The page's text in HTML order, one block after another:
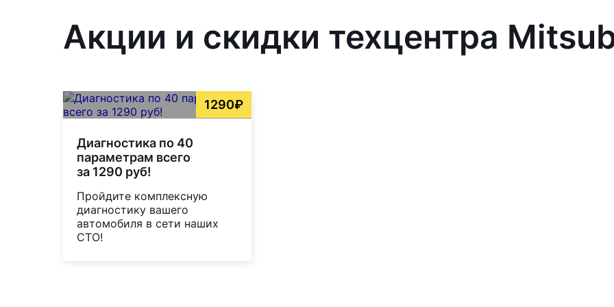
Акции и скидки техцентра
1290₽
Диагностика по 40
параметрам всего
за 1290 руб!
Пройдите комплексную
диагностику вашего
автомобиля в сети наших
СТО!